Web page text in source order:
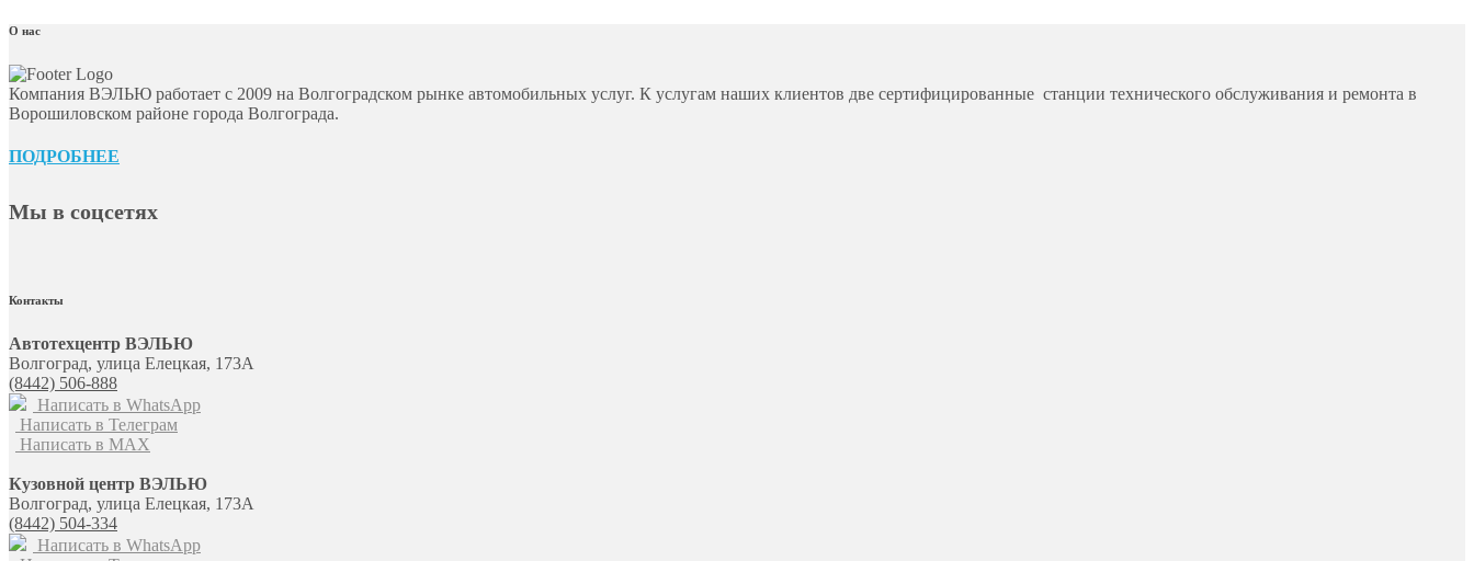
О нас
Компания ВЭЛЬЮ работает с 2009 на Волгоградском рынке автомобильных услуг. К услугам наших клиентов две сертифицированные станции технического обслуживания и ремонта в
Ворошиловском районе города Волгограда.
ПОДРОБНЕЕ
Мы в соцсетях
Контакты
Автотехцентр ВЭЛЬЮ
Волгоград, улица Елецкая, 173А
(8442) 506-888
Написать в WhatsApp
Написать в Телеграм
Написать в MAX
Кузовной центр ВЭЛЬЮ
Волгоград, улица Елецкая, 173А
(8442) 504-334
Написать в WhatsApp